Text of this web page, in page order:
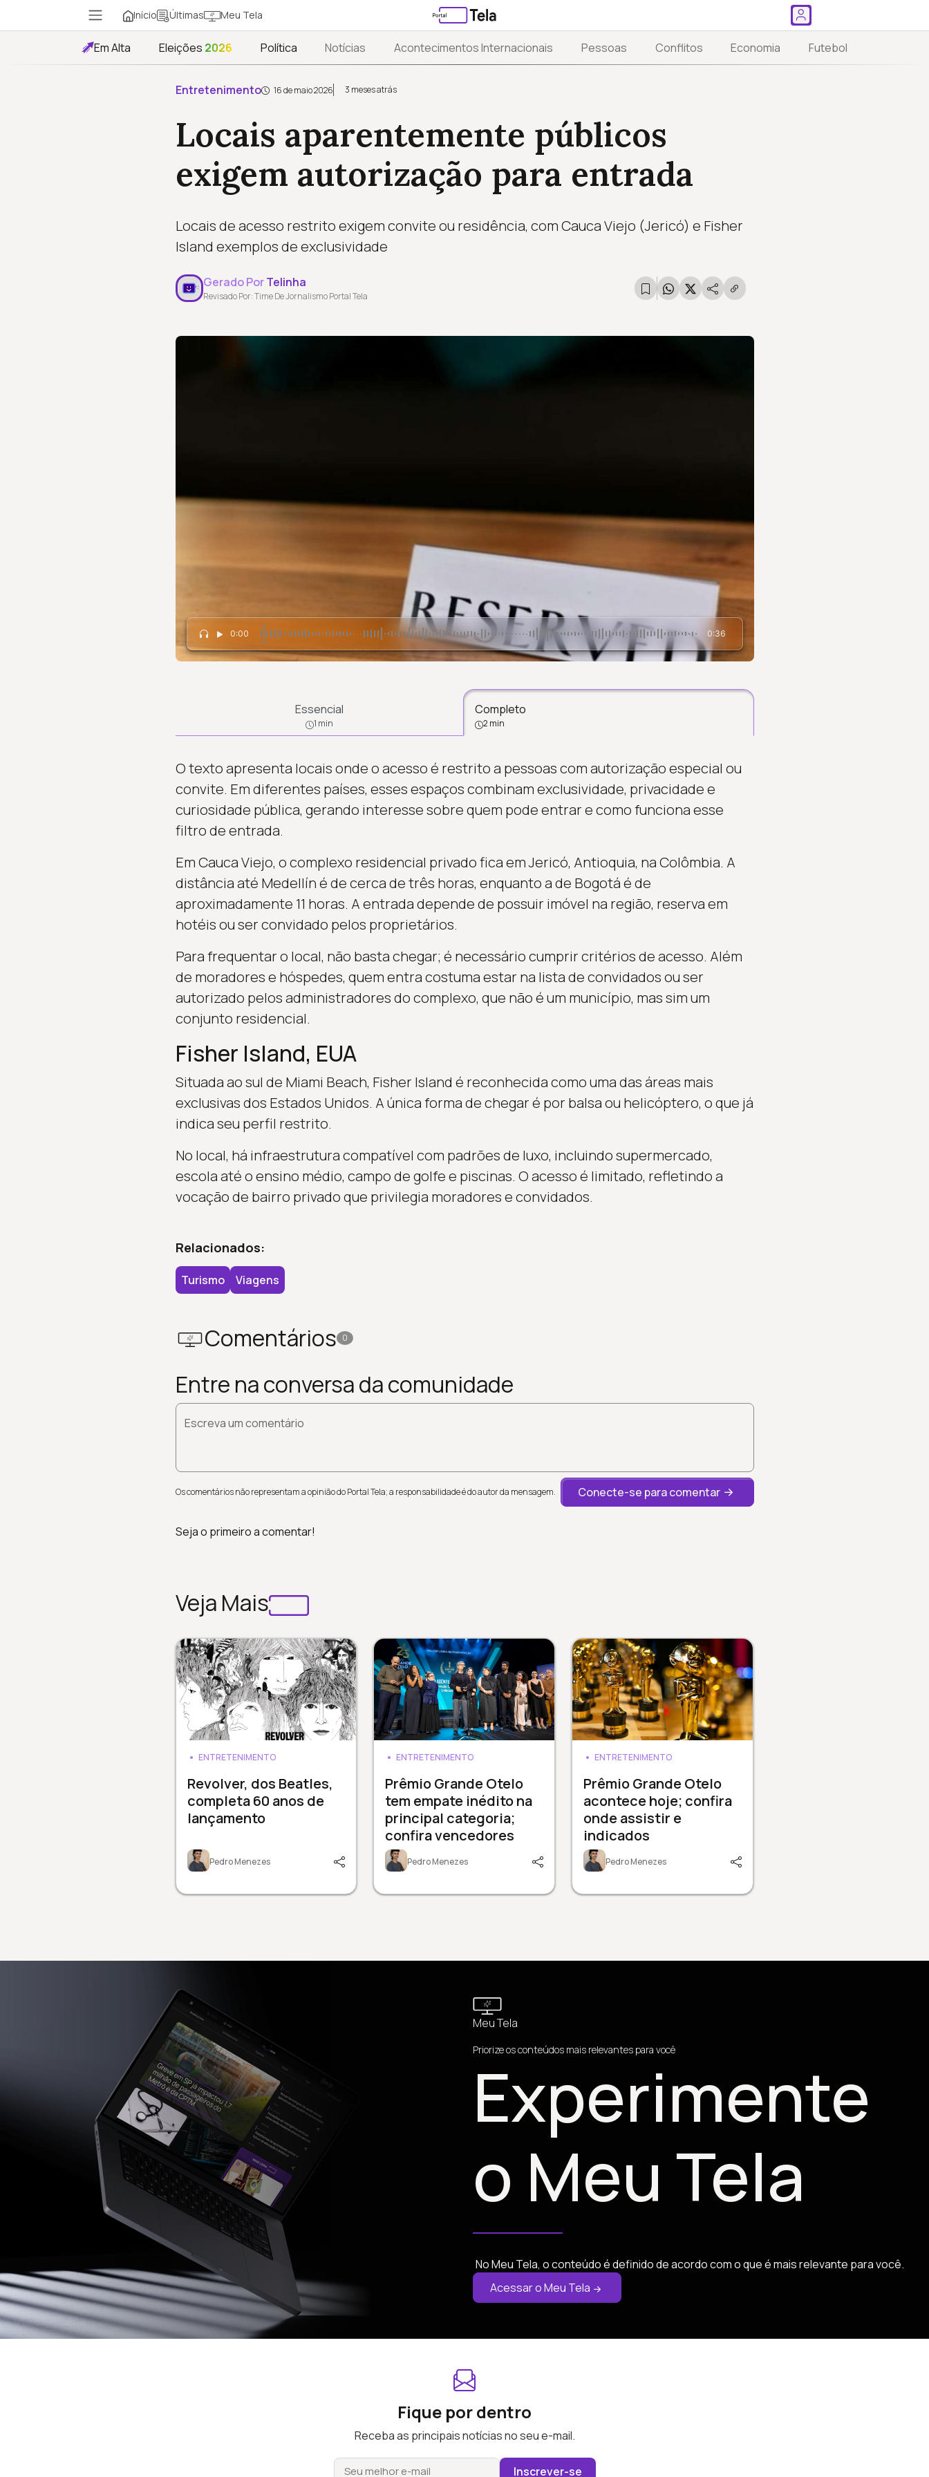
Início Últimas Meu Tela
Em Alta Eleições 2026 Política Notícias Acontecimentos Internacionais Pessoas Conflitos Economia Futebol
Entretenimento 16 de maio 2026 3 meses atrás
Locais aparentemente públicos
exigem autorização para entrada
Locais de acesso restrito exigem convite ou residência, com Cauca Viejo (Jericó) e Fisher
Island exemplos de exclusividade
Gerado PorTelinha
Revisado Por: Time De Jornalismo Portal Tela
0:00 0:36
Essencial
1 min
Completo
2 min
O texto apresenta locais onde o acesso é restrito a pessoas com autorização especial ou
convite. Em diferentes países, esses espaços combinam exclusividade, privacidade e
curiosidade pública, gerando interesse sobre quem pode entrar e como funciona esse
filtro de entrada.
Em Cauca Viejo, o complexo residencial privado fica em Jericó, Antioquia, na Colômbia. A
distância até Medellín é de cerca de três horas, enquanto a de Bogotá é de
aproximadamente 11 horas. A entrada depende de possuir imóvel na região, reserva em
hotéis ou ser convidado pelos proprietários.
Para frequentar o local, não basta chegar; é necessário cumprir critérios de acesso. Além
de moradores e hóspedes, quem entra costuma estar na lista de convidados ou ser
autorizado pelos administradores do complexo, que não é um município, mas sim um
conjunto residencial.
Fisher Island, EUA
Situada ao sul de Miami Beach, Fisher Island é reconhecida como uma das áreas mais
exclusivas dos Estados Unidos. A única forma de chegar é por balsa ou helicóptero, o que já
indica seu perfil restrito.
No local, há infraestrutura compatível com padrões de luxo, incluindo supermercado,
escola até o ensino médio, campo de golfe e piscinas. O acesso é limitado, refletindo a
vocação de bairro privado que privilegia moradores e convidados.
Relacionados:
Turismo Viagens
Comentários 0
Entre na conversa da comunidade
Escreva um comentário
Os comentários não representam a opinião do Portal Tela; a responsabilidade é do autor da mensagem. Conecte-se para comentar
Seja o primeiro a comentar!
Veja Mais
ENTRETENIMENTO
Revolver, dos Beatles,
completa 60 anos de
lançamento
Pedro Menezes
ENTRETENIMENTO
Prêmio Grande Otelo
tem empate inédito na
principal categoria;
confira vencedores
Pedro Menezes
ENTRETENIMENTO
Prêmio Grande Otelo
acontece hoje; confira
onde assistir e
indicados
Pedro Menezes
Meu Tela
Priorize os conteúdos mais relevantes para você
Experimente
o Meu Tela
No Meu Tela, o conteúdo é definido de acordo com o que é mais relevante para você.
Acessar o Meu Tela
Fique por dentro
Receba as principais notícias no seu e-mail.
Inscrever-se